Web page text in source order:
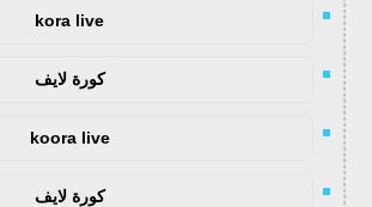
kora live
كورة لايف
koora live
كورة لايف